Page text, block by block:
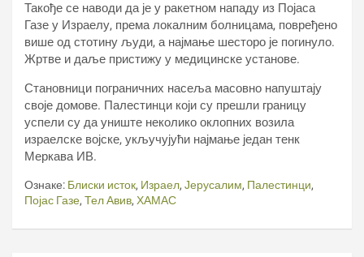
Такође се наводи да је у ракетном нападу из Појаса
Газе у Израелу, према локалним болницама, повређено
више од стотину људи, а најмање шесторо је погинуло.
Жртве и даље пристижу у медицинске установе.
Становници пограничних насеља масовно напуштају
своје домове. Палестинци који су прешли границу
успели су да униште неколико оклопних возила
израелске војске, укључујући најмање један тенк
Меркава ИВ.
Ознаке: Блиски исток, Израел, Јерусалим, Палестинци,
Појас Газе, Тел Авив, ХАМАС